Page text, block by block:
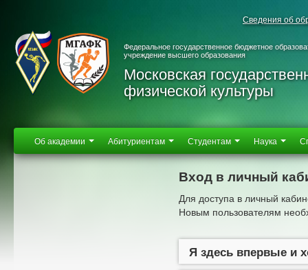
Сведения об
Федеральное государственное бюджетное
учреждение высшего образования
Московская
физической культуры
Об академии Абитуриентам Студентам Наука
Вход в личный
Для доступа в личный
Новым пользователям
Я здесь впервые и